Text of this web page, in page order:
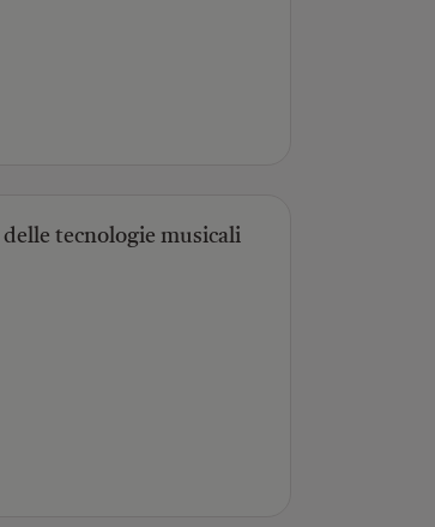
tecnologie musicali